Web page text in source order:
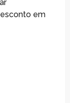
em